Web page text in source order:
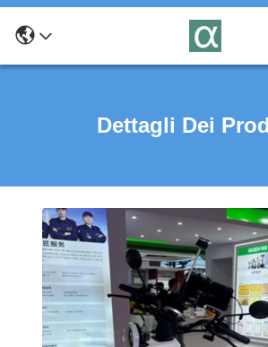
Dettagli Dei